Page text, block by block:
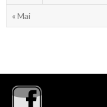
« Mai